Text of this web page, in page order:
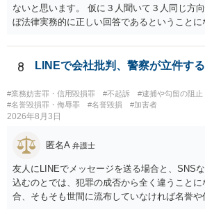
ないと思います。 仮に３人聞いて３人同じ方
ぼ法律実務的に正しい回答であるということ
２になった場合は、どちらも法律実務的にあ
り、３人の弁護士の中で、一番相性の良いい
みたい弁護士を決め、その弁護士の発言を信
す。 その３人の中で「逮捕されない」と断言し
委任しないほうがよいと思われます。 そもそも
事案で、断言すること自体が不適切であるか
の気持ちを理解した上で、「逮捕されてもすぐ
士に予め費用の見積もりをしておいても良いか
8 LINEで会社批判、警察が立件す
#業務妨害罪・信用毀損罪 #不起訴
#逮捕や勾留の阻止
#名誉毀損罪・侮辱罪
#名誉毀損 #加害者
2026年8月3日
匿名A 弁護士
友人にLINEでメッセージを送る場合と、SNS
込むのとでは、犯罪の成否から全く違うこと
合、そもそも世間に流布していなければ名誉